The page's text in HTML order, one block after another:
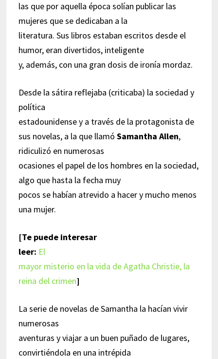
las que por aquella época solían publicar las
mujeres que se dedicaban a la
literatura. Sus libros estaban escritos desde el
humor, eran divertidos, inteligente
y, además, con una gran dosis de ironía mordaz.
Desde la sátira reflejaba (criticaba) la sociedad y
política
estadounidense y a través de la protagonista de
sus novelas, a la que llamó Samantha Allen,
ridiculizó en numerosas
ocasiones el papel de los hombres en la sociedad,
algo que hasta la fecha muy
pocos se habían atrevido a hacer y mucho menos
una mujer.
[Te puede interesar
leer: El
mayor misterio en la vida de Agatha Christie, la
reina del crimen]
La serie de novelas de Samantha la hacían vivir
numerosas
aventuras y viajar a un buen puñado de lugares,
convirtiéndola en una intrépida